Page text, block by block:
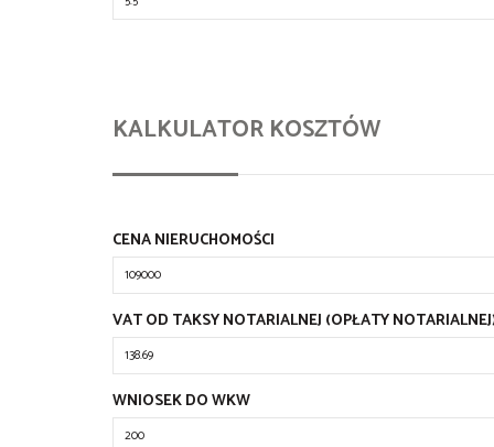
KALKULATOR KOSZTÓW
CENA NIERUCHOMOŚCI
VAT OD TAKSY NOTARIALNEJ (OPŁATY
WNIOSEK DO WKW